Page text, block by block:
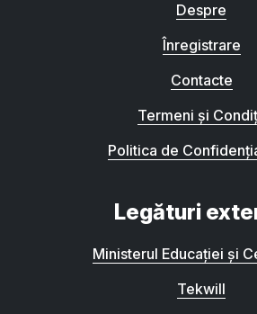
Despre
Înregistrare
Contacte
Termeni și
Politica de
Legături
Ministerul Educației și
Tekwill